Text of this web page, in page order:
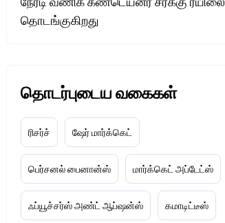
தொடங்குகிறது
தொடர்புடைய வகைகள்
ரிசர்ச் ஷேர் மார்க்கெட்
பெர்சனல் பைனான்ஸ் மார்க்கெட் அப்டேட்ஸ்
ஃப்யூச்சர்ஸ் அண்ட் ஆப்ஷன்ஸ் கமாடிட்டீஸ்